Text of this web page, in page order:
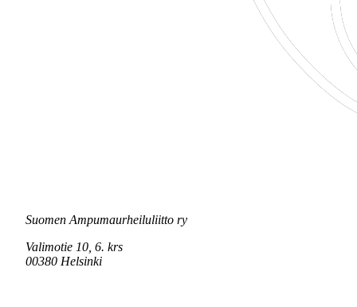
Suomen Ampumaurheiluliitto ry
Valimotie 10, 6. krs
00380 Helsinki